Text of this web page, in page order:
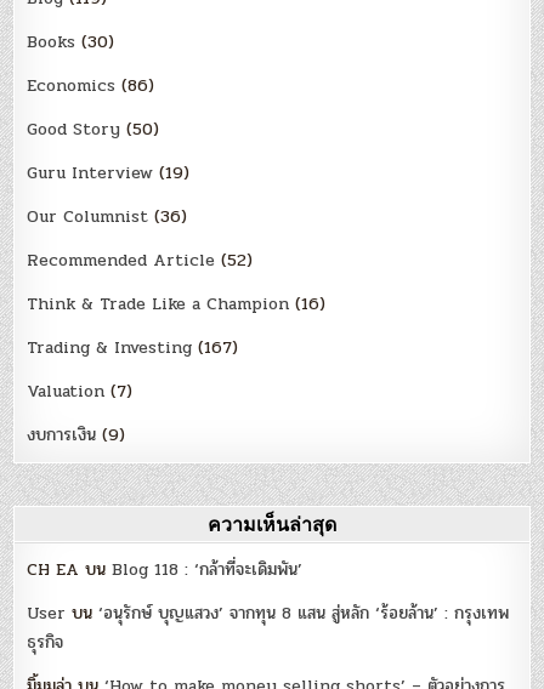
Books (30)
Economics (86)
Good Story (50)
Guru Interview (19)
Our Columnist (36)
Recommended Article (52)
Think & Trade Like a Champion (16)
Trading & Investing (167)
Valuation (7)
งบการเงิน (9)
ความเห็นล่าสุด
CH EA บนBlog 118 : ‘กล้าที่จะเดิมพัน’
User บน‘อนุรักษ์ บุญแสวง’ จากทุน 8 แสน สู่หลัก ‘ร้อยล้าน’ : กรุงเทพ
ธุรกิจ